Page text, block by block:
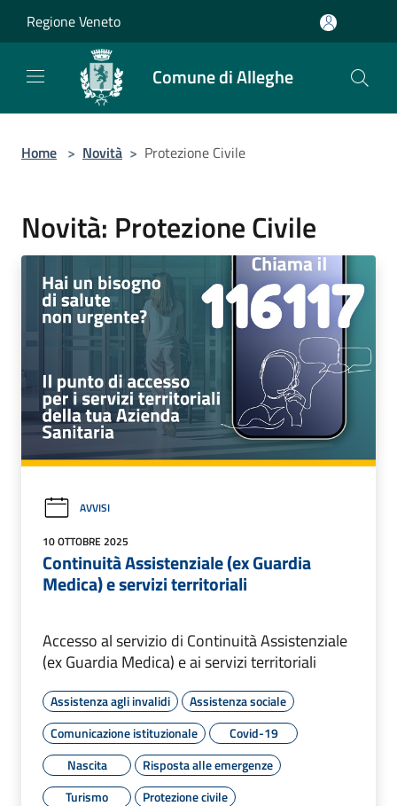
Regione Veneto
Comune di Alleghe
Home > Novità > Protezione Civile
Novità: Protezione Civile
AVVISI
10 OTTOBRE 2025
Continuità Assistenziale (ex Guardia
Medica) e servizi territoriali
Accesso al servizio di Continuità Assistenziale
(ex Guardia Medica) e ai servizi territoriali
Assistenza agli invalidi
Assistenza sociale
Comunicazione istituzionale
Covid-19
Nascita
Risposta alle emergenze
Turismo
Protezione civile